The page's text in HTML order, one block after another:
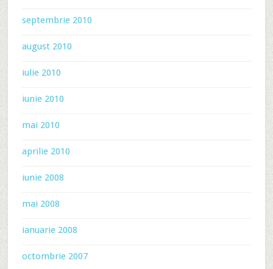
septembrie 2010
august 2010
iulie 2010
iunie 2010
mai 2010
aprilie 2010
iunie 2008
mai 2008
ianuarie 2008
octombrie 2007